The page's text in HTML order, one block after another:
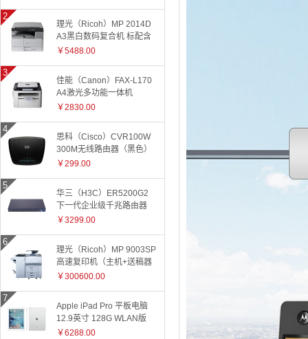
理光（Ricoh）MP 2014D
A3黑白数码复合机 标配含
盖板
￥5488.00
佳能（Canon）FAX-L170
A4激光多功能一体机
￥2830.00
思科（Cisco）CVR100W
300M无线路由器（黑色）
￥299.00
华三（H3C）ER5200G2
下一代企业级千兆路由器
￥3299.00
理光（Ricoh）MP 9003SP
高速复印机（主机+送稿器
+小册子装订器）
￥300600.00
Apple iPad Pro 平板电脑
12.9英寸 128G WLAN版
ML0Q2CH 银色
￥6288.00